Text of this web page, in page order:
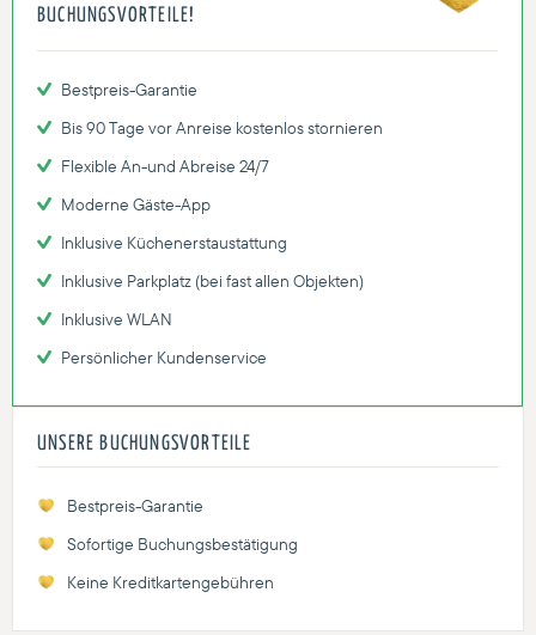
BUCHUNGSVORTEILE!
Bestpreis-Garantie
Bis 90 Tage vor Anreise kostenlos stornieren
Flexible An-und Abreise 24/7
Moderne Gäste-App
Inklusive Küchenerstaustattung
Inklusive Parkplatz (bei fast allen Objekten)
Inklusive WLAN
Persönlicher Kundenservice
UNSERE BUCHUNGSVORTEILE
Bestpreis-Garantie
Sofortige Buchungsbestätigung
Keine Kreditkartengebühren